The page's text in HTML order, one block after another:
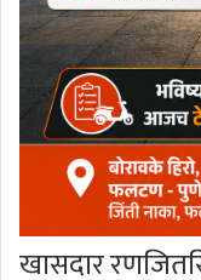
खासदार